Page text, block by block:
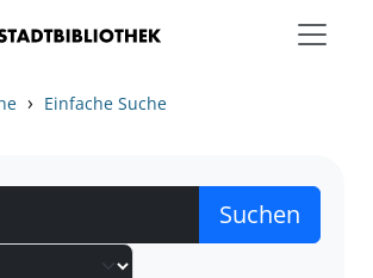
› Einfache Suche